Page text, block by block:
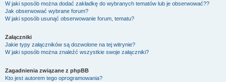
W jaki sposób można dodać zakładkę do wybranych tematów lub je obserwować??
Jak obserwować wybrane forum?
W jaki sposób usunąć obserwowanie forum, tematu?
Załączniki
Jakie typy załączników są dozwolone na tej witrynie?
W jaki sposób można znaleźć wszystkie swoje załączniki?
Zagadnienia związane z phpBB
Kto jest autorem tego oprogramowania?